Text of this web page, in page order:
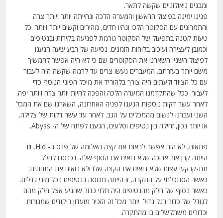
ומבנים גיאולוגיים שקשה לתאר.
פנינו ימינה בפיצול הראשון והמערה הלכה ונהייתה יותר ויותר צרה
והתמרונים עם הסקוטר הלכו ונהיו חדים, מהירים וקשים יותר ויותר. כל
טעות קטנה בתפעול של הסקוטר גורמת לפגיעה בקירות ובנטיפים
וכמובן לעצירה ועיכוב בלוחות הזמנים. נסיעה של רבע שעה הגענו
לפיצול השני. השארנו את הסקוטרים שם כי לא היה אפשר להמשיך
משם יותר בעזרתם. המעברים נעשו צרים עד לרמה שקשה היה לעבור
עם כל הציוד ולעתים היה צורך בלהוריד את מיכל הפוני הנוסף כדי
לעבור. ככל שהתקדמנו המערה הלכה והפכה להיות יותר צרה ויותר יפה.
לאחר עשר דקות נוספות הגענו לפניה האחרונה, השארנו שם את המכל
השני ועברנו לנשום מהמכלים על הגב. לאחר עד עשר דקות של צלילה,
או יותר נכון, זחילה בין נטיפים וסלעים, הגענו לפתח של ה- Abyss.
פתאום, לא היה אפשר לראות את קצה האלומה של פנס ה- Hid, וזו
הייתה קרן אור ארוכה שלא רואים את הסוף שלה. נכנסנו לחלל
תת-קרקעי עצום שלא רואים את הקצה שלו ולא רואים את התחתית.
כאשר הסתכלתי על התקרה, זו הייתה מכוסה בנטיפים בכל מיני גדלים.
כאשר בסוף של חלק מהנטיפים היה תלוי כדור שהגיע אצל חלק מהם
לגודל של כדור רגל גדול. יותר מכל זה הזכיר מועדון ריקודים שמנורות
וכדורים משתלשלים בו מהתקרה.